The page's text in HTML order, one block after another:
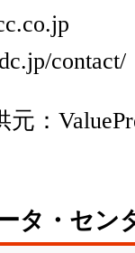
contact/
：
タ・セン